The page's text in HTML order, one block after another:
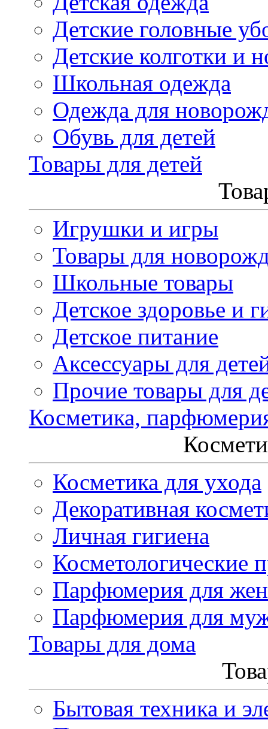
Детские головные
Детские колготки и
Школьная одежда
Одежда для
Обувь для детей
Товары для детей
Игрушки и игры
Товары для
Школьные товары
Детское здоровье и
Детское питание
Аксессуары для
Прочие товары для
Косметика,
Косметика для ухода
Декоративная
Личная гигиена
Косметологические
Парфюмерия для
Парфюмерия для
Товары для дома
Бытовая техника и